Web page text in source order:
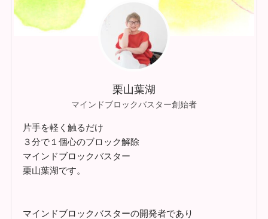
栗山葉湖
マインドブロックバスター創始者
片手を軽く触るだけ
３分で１個心のブロック解除
マインドブロックバスター
栗山葉湖です。
マインドブロックバスターの開発者であり